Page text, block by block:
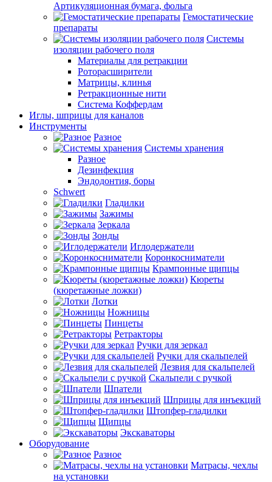
Артикуляционная бумага, фольга
Гемостатические
препараты
Системы
изоляции рабочего поля
Материалы для ретракции
Роторасширители
Матрицы, клинья
Ретракционные нити
Система Коффердам
Иглы, шприцы для каналов
Инструменты
Разное
Системы хранения
Разное
Дезинфекция
Эндодонтия, боры
Schwert
Гладилки
Зажимы
Зеркала
Зонды
Иглодержатели
Коронкосниматели
Крампонные щипцы
Кюреты
(кюретажные ложки)
Лотки
Ножницы
Пинцеты
Ретракторы
Ручки для зеркал
Ручки для скальпелей
Лезвия для скальпелей
Скальпели с ручкой
Шпатели
Шприцы для инъекций
Штопфер-гладилки
Щипцы
Экскаваторы
Оборудование
Разное
Матрасы, чехлы
на установки